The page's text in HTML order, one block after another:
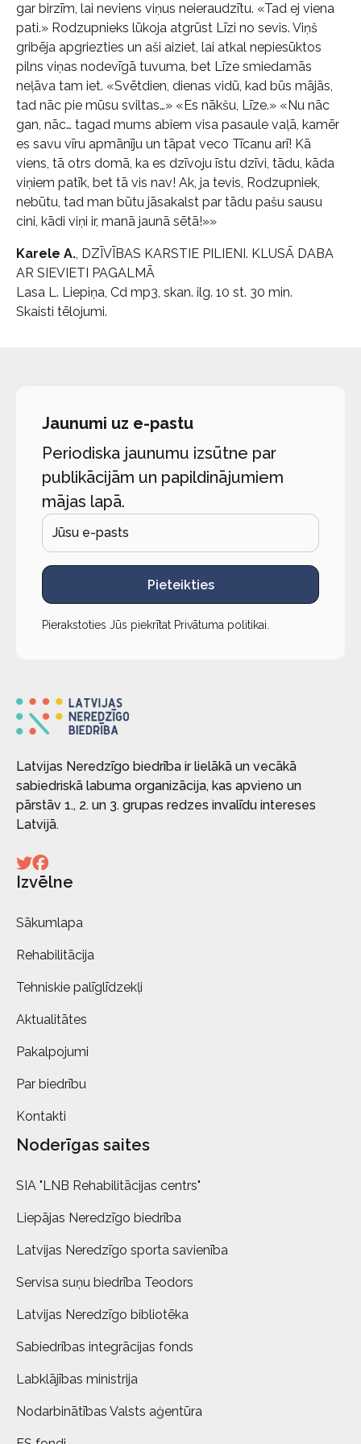
gar birzīm, lai neviens viņus neieraudzītu. «Tad ej viena
pati.» Rodzupnieks lūkoja atgrūst Līzi no sevis. Viņš
gribēja apgriezties un aši aiziet, lai atkal nepiesūktos
pilns viņas nodevīgā tuvuma, bet Līze smiedamās
neļāva tam iet. «Svētdien, dienas vidū, kad būs mājās,
tad nāc pie mūsu sviltas…» «Es nākšu, Līze.» «Nu nāc
gan, nāc… tagad mums abiem visa pasaule vaļā, kamēr
es savu vīru apmānīju un tāpat veco Tīcanu arī! Kā
viens, tā otrs domā, ka es dzīvoju īstu dzīvi, tādu, kāda
viņiem patīk, bet tā vis nav! Ak, ja tevis, Rodzupniek,
nebūtu, tad man būtu jāsakalst par tādu pašu sausu
cini, kādi viņi ir, manā jaunā sētā!»»
Karele A., DZĪVĪBAS KARSTIE PILIENI. KLUSĀ DABA
AR SIEVIETI PAGALMĀ
Lasa L. Liepiņa, Cd mp3, skan. ilg. 10 st. 30 min.
Skaisti tēlojumi.
Jaunumi uz e-pastu
Periodiska jaunumu izsūtne par
publikācijām un papildinājumiem
mājas lapā.
Pieteikties
Pierakstoties Jūs piekrītat Privātuma politikai
Latvijas Neredzīgo biedrība ir lielākā un vecākā
sabiedriskā labuma organizācija, kas apvieno un
pārstāv 1., 2. un 3. grupas redzes invalīdu intereses
Latvijā.
Izvēlne
Sākumlapa
Rehabilitācija
Tehniskie palīglīdzekļi
Aktualitātes
Pakalpojumi
Par biedrību
Kontakti
Noderīgas saites
SIA "LNB Rehabilitācijas centrs"
Liepājas Neredzīgo biedrība
Latvijas Neredzīgo sporta savienība
Servisa suņu biedrība Teodors
Latvijas Neredzīgo bibliotēka
Sabiedrības integrācijas fonds
Labklājības ministrija
Nodarbinātības Valsts aģentūra